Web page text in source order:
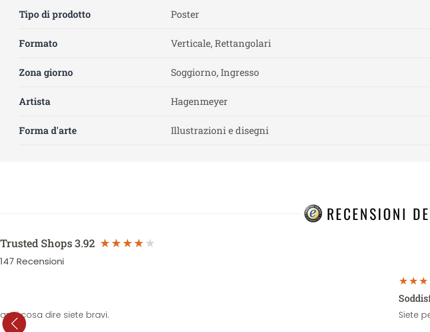
Tipo di prodotto Poster
Formato Verticale, Rettangolari
Zona giorno Soggiorno, Ingresso
Artista Hagenmeyer
Forma d'arte Illustrazioni e disegni
RECENSIONI
Trusted Shops3.92
147 Recensioni
cosa dire siete bravi. Siete